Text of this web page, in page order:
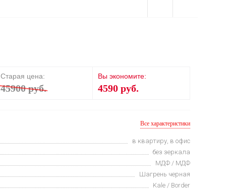
Старая цена:
45900 руб.
Вы экономите:
4590 руб.
Все характеристики
в квартиру, в офис
без зеркала
МДФ / МДФ
Шагрень черная
Kale / Border